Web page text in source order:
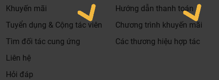
thanh toán đơn hàng của
Xin cảm ơn khách hàng!!!
Khuyến mãi
Tuyển dụng & Cộng tác viên
Tìm đối tác cung ứng
Liên hệ
Hỏi đáp
Hướng dẫn thanh toán
Chương trình khuyến mãi
Các thương hiệu hợp tác